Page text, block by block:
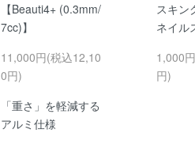
【Beauti4+ (0.3mm/
7cc)】
11,000円(税込12,10
0円)
「重さ」を軽減する
アルミ仕様
スキン
ネイル
1,000
円)